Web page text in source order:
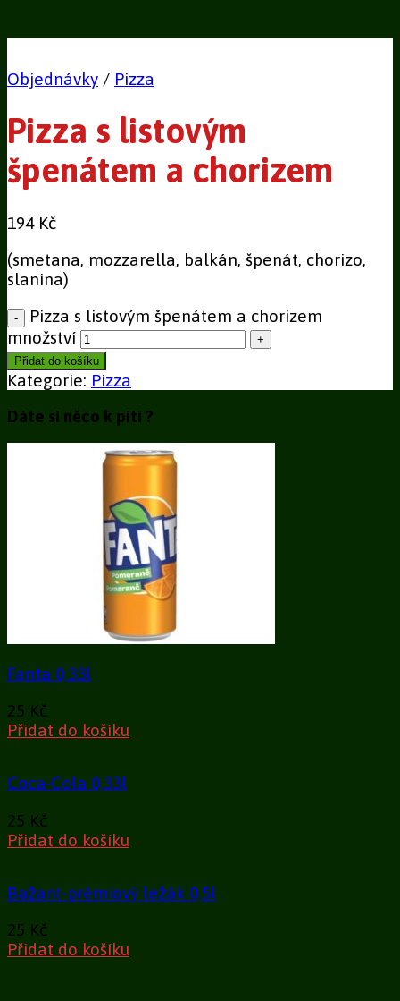
Objednávky / Pizza
Pizza s listovým
špenátem a chorizem
194 Kč
(smetana, mozzarella, balkán, špenát, chorizo,
slanina)
Pizza s listovým špenátem a chorizem
množství
Přidat do košíku
Kategorie: Pizza
Dáte si něco k pití ?
Fanta 0,33l
25 Kč
Přidat do košíku
Coca-Cola 0,33l
25 Kč
Přidat do košíku
Bažant-prémiový ležák 0,5l
25 Kč
Přidat do košíku